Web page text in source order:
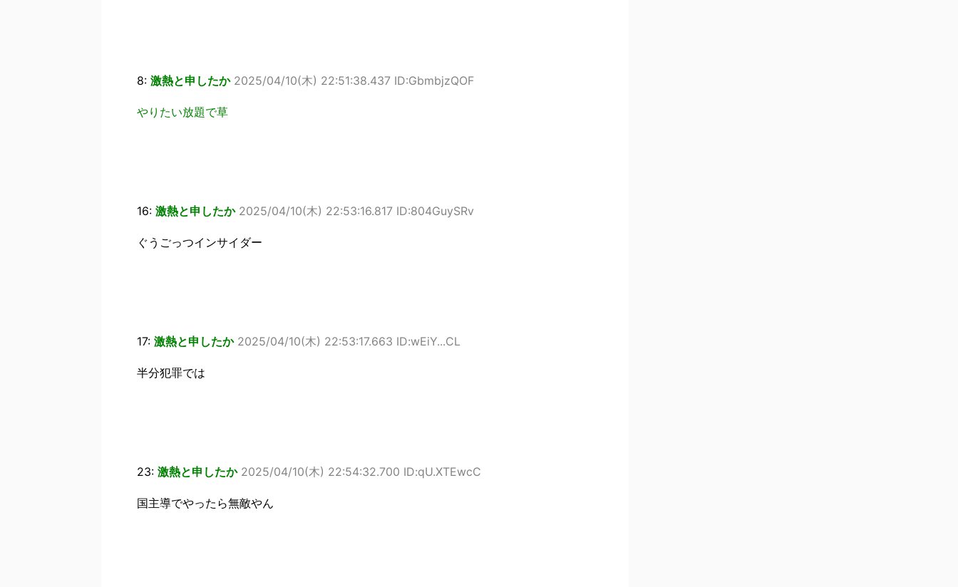
8: 激熱と申したか 2025/04/10(木) 22:51:38.437 ID:GbmbjzQOF
やりたい放題で草
16: 激熱と申したか 2025/04/10(木) 22:53:16.817 ID:804GuySRv
ぐうごっつインサイダー
17: 激熱と申したか 2025/04/10(木) 22:53:17.663 ID:wEiY...CL
半分犯罪では
23: 激熱と申したか 2025/04/10(木) 22:54:32.700 ID:qU.XTEwcC
国主導でやったら無敵やん